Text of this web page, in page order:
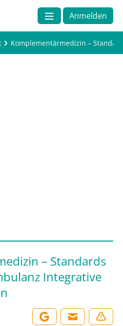
Anmelden
Komplementärmedizin –
– Standards
Integrative